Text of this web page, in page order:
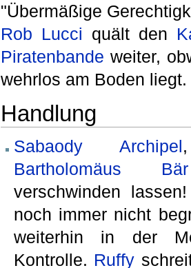
"Übermäßige
Rob Lucci quält den
Piratenbande weiter,
wehrlos am Boden liegt.
Handlung
Sabaody Archipel
Bartholomäus Bär
verschwinden
noch immer nicht
weiterhin in der
Kontrolle. Ruffy